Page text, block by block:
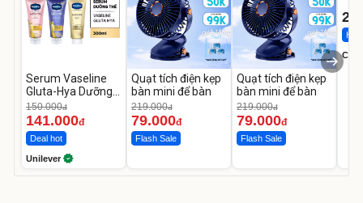
Serum Vaseline
Gluta-Hya Dưỡng
Da Sáng Mịn Sau 7
Ngày
150.000đ
141.000đ
Deal hot
Unilever
Quạt tích điện kẹp
bàn mini để bàn
219.000đ
79.000đ
Flash Sale
Quạt tích điện kẹp
bàn mini để bàn
219.000đ
79.000đ
Flash Sale
Hot